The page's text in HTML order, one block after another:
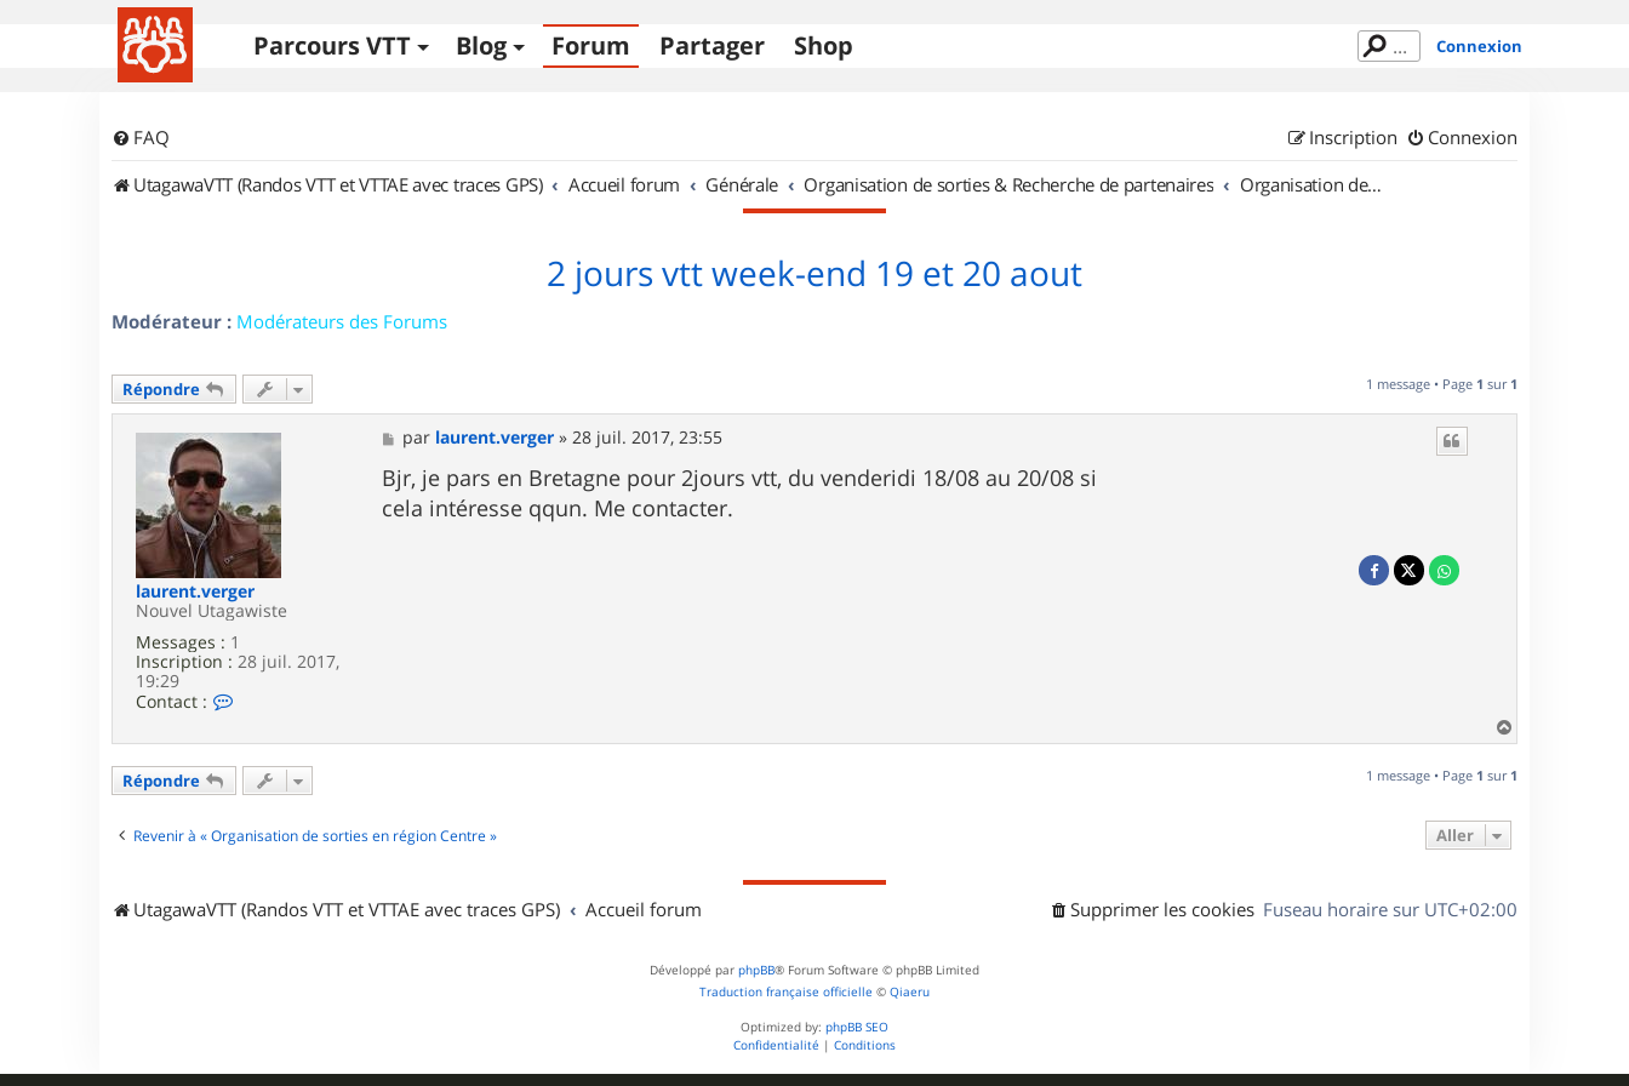
Parcours VTT Blog Forum Partager Shop Connexion
FAQ Connexion
Inscription
UtagawaVTT (Randos VTT et VTTAE avec traces GPS)
Accueil forum Générale Organisation de sorties & Recherche de partenaires Organisation de sorties en région Centre
2 jours vtt week-end 19 et 20 aout
Modérateur : Modérateurs des Forums
Répondre 1 message • Page 1 sur 1
laurent.verger
Nouvel Utagawiste
Messages : 1
Inscription : 28 juil. 2017,
19:29
Contact :
c
e
u
M
e
s
s
a
par laurent.verger »28 juil. 2017, 23:55
Bjr, je pars en Bretagne pour 2jours vtt, du venderidi 18/08 au 20/08 si
cela intéresse qqun. Me contacter.
a
t
Répondre 1 message • Page 1 sur 1
Revenir à « Organisation de sorties en région Centre » Aller
UtagawaVTT (Randos VTT et VTTAE avec traces GPS) Accueil forum Fuseau horaire sur UTC+02:00
Supprimer les cookies
Développé par phpBB® Forum Software © phpBB Limited
Traduction française officielle © Qiaeru
Optimized by: phpBB SEO
Confidentialité | Conditions